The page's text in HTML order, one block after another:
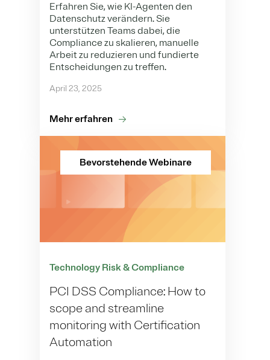
Erfahren Sie, wie KI-Agenten den
Datenschutz verändern. Sie
unterstützen Teams dabei, die
Compliance zu skalieren, manuelle
Arbeit zu reduzieren und fundierte
Entscheidungen zu treffen.
April 23, 2025
Mehr erfahren
Bevorstehende Webinare
Technology Risk & Compliance
PCI DSS Compliance: How to
scope and streamline
monitoring with Certification
Automation